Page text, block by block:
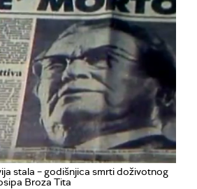
stala – godišnjica smrti doživotnog
Broza Tita